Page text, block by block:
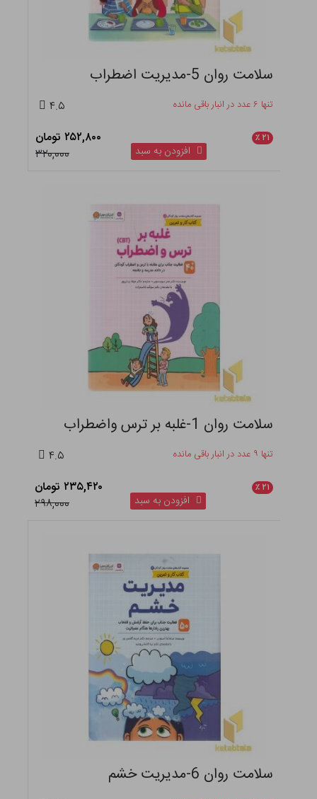
سلامت روان 5-مدیریت اضطراب
تنها ۶ عدد در انبار باقی مانده ۴.۵
۲۱ ٪
۲۵۲,۸۰۰ تومان
۳۲۰,۰۰۰
افزودن به سبد
سلامت روان 1-غلبه بر ترس واضطراب
تنها ۹ عدد در انبار باقی مانده ۴.۵
۲۱ ٪
۲۳۵,۴۲۰ تومان
۲۹۸,۰۰۰
افزودن به سبد
سلامت روان 6-مدیریت خشم